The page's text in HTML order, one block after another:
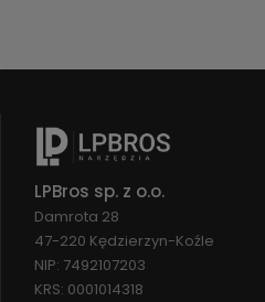
LPBros sp. z o.o.
Damrota 28
47-220 Kędzierzyn-Koźle
NIP: 7492107203
KRS: 0001014318